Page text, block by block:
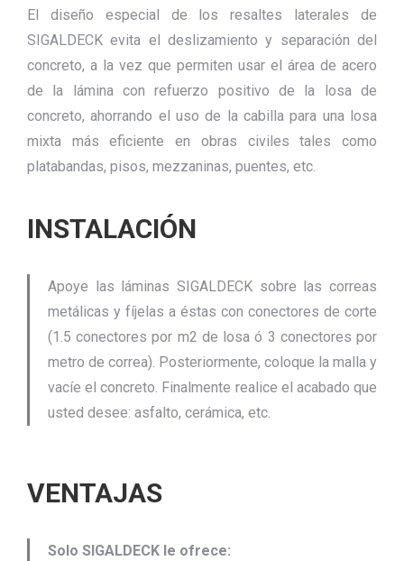
El diseño especial de los resaltes laterales de
SIGALDECK evita el deslizamiento y separación del
concreto, a la vez que permiten usar el área de acero
de la lámina con refuerzo positivo de la losa de
concreto, ahorrando el uso de la cabilla para una losa
mixta más eficiente en obras civiles tales como
platabandas, pisos, mezzaninas, puentes, etc.
INSTALACIÓN
Apoye las láminas SIGALDECK sobre las correas
metálicas y fíjelas a éstas con conectores de corte
(1.5 conectores por m2 de losa ó 3 conectores por
metro de correa). Posteriormente, coloque la malla y
vacíe el concreto. Finalmente realice el acabado que
usted desee: asfalto, cerámica, etc.
VENTAJAS
Solo SIGALDECK le ofrece: